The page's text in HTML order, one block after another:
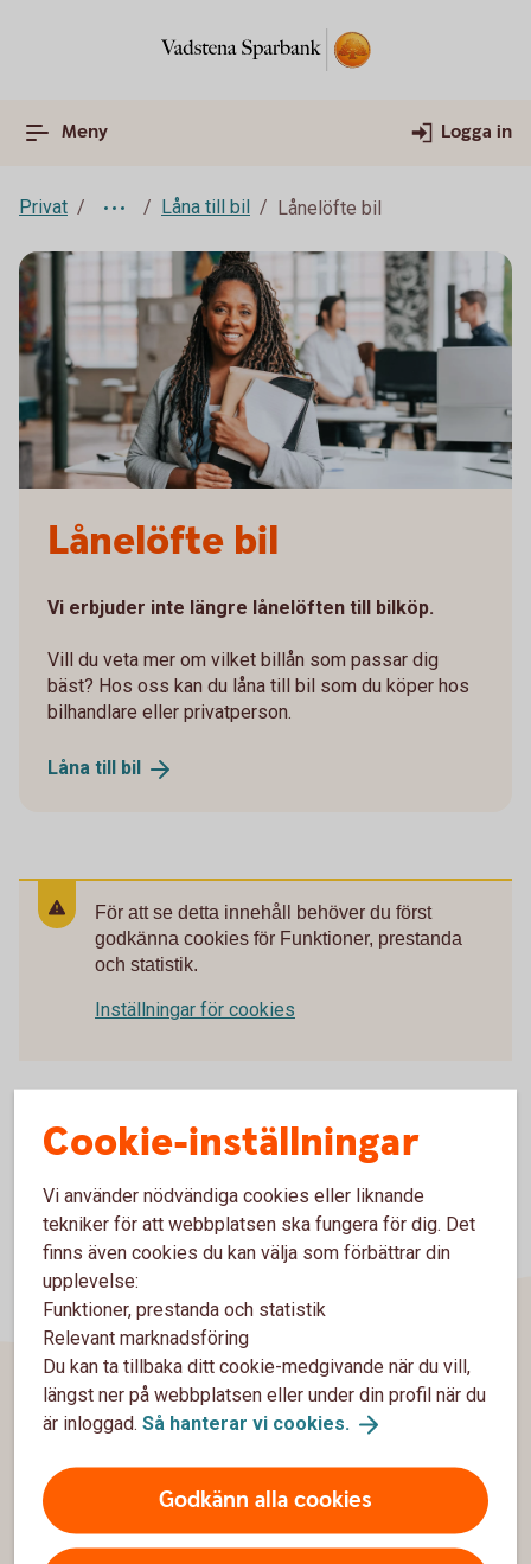
Meny Logga in
Privat Låna till bil Lånelöfte bil
Lånelöfte bil
Vi erbjuder inte längre lånelöften till bilköp.
Vill du veta mer om vilket billån som passar dig
bäst? Hos oss kan du låna till bil som du köper hos
bilhandlare eller privatperson.
Låna till bil
För att se detta innehåll behöver du först
godkänna cookies för Funktioner, prestanda
och statistik.
Inställningar för cookies
Cookie-inställningar
Vi använder nödvändiga cookies eller liknande
tekniker för att webbplatsen ska fungera för dig. Det
finns även cookies du kan välja som förbättrar din
upplevelse:
Funktioner, prestanda och statistik
Relevant marknadsföring
Du kan ta tillbaka ditt cookie-medgivande när du vill,
längst ner på webbplatsen eller under din profil när du
är inloggad. Så hanterar vi cookies.
Godkänn alla cookies
Sidfot
Hitta snabbt
Kontakta oss
Spärrhjälp